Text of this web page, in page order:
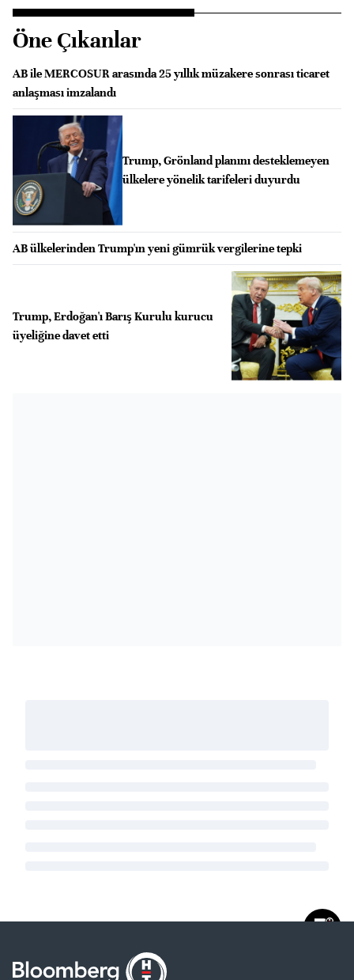
Öne Çıkanlar
AB ile MERCOSUR arasında 25 yıllık müzakere sonrası ticaret
anlaşması imzalandı
Trump, Grönland planını desteklemeyen
ülkelere yönelik tarifeleri duyurdu
AB ülkelerinden Trump'ın yeni gümrük vergilerine tepki
Trump, Erdoğan'ı Barış Kurulu kurucu
üyeliğine davet etti